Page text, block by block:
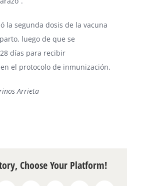
la segunda dosis de la vacuna
luego de que se
días para recibir
el protocolo de inmunización.
Arrieta
Choose Your Platform!